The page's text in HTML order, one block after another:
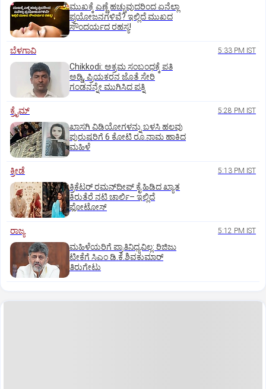
ಮುಖಕ್ಕೆ ಎಣ್ಣೆ ಹಚ್ಚುವುದರಿಂದ ಏನೆಲ್ಲಾ
ಪ್ರಯೋಜನಗಳಿವೆ? ಇಲ್ಲಿದೆ ಮುಖದ
ಸೌಂದರ್ಯದ ರಹಸ್ಯ!
ಬೆಳಗಾವಿ 5:33 PM IST
Chikkodi: ಅಕ್ರಮ ಸಂಬಂಧಕ್ಕೆ ಪತಿ
ಅಡ್ಡಿ, ಪ್ರಿಯಕರನ ಜೊತೆ ಸೇರಿ
ಗಂಡನನ್ನೇ ಮುಗಿಸಿದ ಪತ್ನಿ
ಕ್ರೈಮ್ 5:28 PM IST
ಖಾಸಗಿ ವಿಡಿಯೋಗಳನ್ನು ಬಳಸಿ ಹಲವು
ಪುರುಷರಿಗೆ 6 ಕೋಟಿ ರೂ.ನಾಮ ಹಾಕಿದ
ಮಹಿಳೆ
ಕ್ರೀಡೆ 5:13 PM IST
ಕ್ರಿಕೆಟರ್‌ ರಮನ್‌ದೀಪ್‌ ಕೈ ಹಿಡಿದ ಖ್ಯಾತ
ಕಿರುತೆರೆ ನಟಿ ಚಾರ್ಲಿ– ಇಲ್ಲಿದೆ
ಫೋಟೋಸ್
ರಾಜ್ಯ 5:12 PM IST
ಮಹಿಳೆಯರಿಗೆ ಪ್ರಾತಿನಿಧ್ಯವಿಲ್ಲ: ರಿಜಿಜು
ಟೀಕೆಗೆ ಸಿಎಂ ಡಿ.ಕೆ.ಶಿವಕುಮಾರ್
ತಿರುಗೇಟು